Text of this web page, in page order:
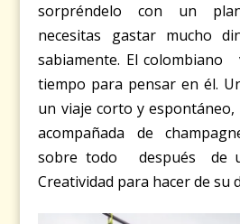
sorpréndelo con un
necesitas gastar mucho
sabiamente. El
tiempo para pensar en él.
un viaje corto y
acompañada de
sobre todo después de
Creatividad para hacer de su